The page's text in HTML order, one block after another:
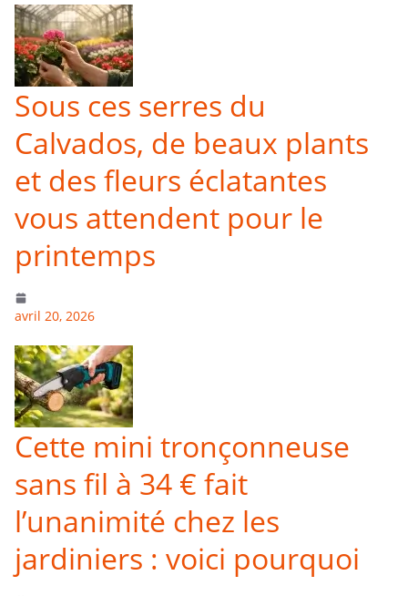
Sous ces serres du
Calvados, de beaux plants
et des fleurs éclatantes
vous attendent pour le
printemps
avril 20, 2026
Cette mini tronçonneuse
sans fil à 34 € fait
l’unanimité chez les
jardiniers : voici pourquoi